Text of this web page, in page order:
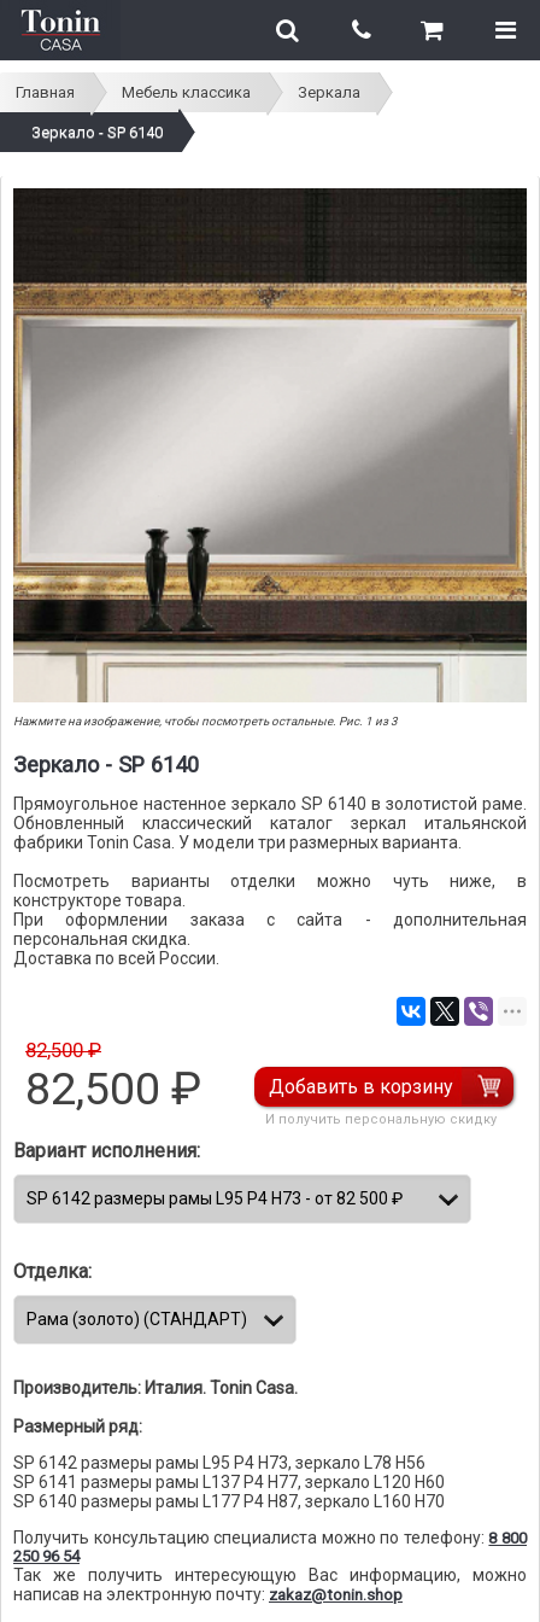
Главная Мебель классика Зеркала
Зеркало - SP 6140
Нажмите на изображение, чтобы посмотреть остальные. Рис. 1 из 3
Зеркало - SP 6140
Прямоугольное настенное зеркало SP 6140 в золотистой раме.
Обновленный классический каталог зеркал итальянской
фабрики Tonin Casa. У модели три размерных варианта.
Посмотреть варианты отделки можно чуть ниже, в
конструкторе товара.
При оформлении заказа с сайта - дополнительная
персональная скидка.
Доставка по всей России.
82,500 ₽
82,500 ₽ Добавить в корзину
И получить персональную скидку
Вариант исполнения:
Отделка:
Производитель: Италия. Tonin Casa.
Размерный ряд:
SP 6142 размеры рамы L95 P4 H73, зеркало L78 H56
SP 6141 размеры рамы L137 P4 H77, зеркало L120 H60
SP 6140 размеры рамы L177 P4 H87, зеркало L160 H70
Получить консультацию специалиста можно по телефону:8 800
250 96 54
Так же получить интересующую Вас информацию, можно
написав на электронную почту: zakaz@tonin.shop